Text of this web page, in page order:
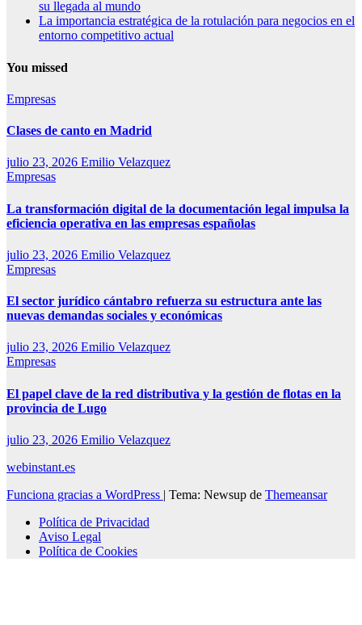
su llegada al mundo
La importancia estratégica de la rotulación para negocios en el
entorno competitivo actual
You missed
Empresas
Clases de canto en Madrid
julio 23, 2026 Emilio Velazquez
Empresas
La transformación digital de la documentación legal impulsa la
eficiencia operativa en las empresas españolas
julio 23, 2026 Emilio Velazquez
Empresas
El sector jurídico cántabro refuerza su estructura ante las
nuevas demandas sociales y económicas
julio 23, 2026 Emilio Velazquez
Empresas
El papel clave de la red distributiva y la gestión de flotas en la
provincia de Lugo
julio 23, 2026 Emilio Velazquez
webinstant.es
Funciona gracias a WordPress | Tema: Newsup de Themeansar
Política de Privacidad
Aviso Legal
Política de Cookies